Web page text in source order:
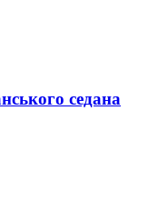
седана